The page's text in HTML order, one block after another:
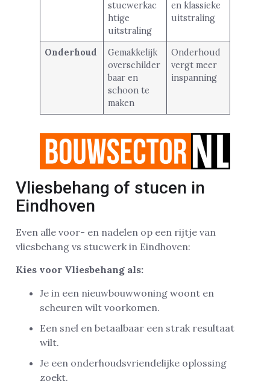
stucwerkac
htige
uitstraling
en klassieke
uitstraling
Onderhoud
Gemakkelijk
overschilder
baar en
schoon te
maken
Onderhoud
vergt meer
inspanning
Vliesbehang of stucen in
Eindhoven
Even alle voor- en nadelen op een rijtje van
vliesbehang vs stucwerk in Eindhoven:
Kies voor Vliesbehang als:
Je in een nieuwbouwwoning woont en
scheuren wilt voorkomen.
Een snel en betaalbaar een strak resultaat
wilt.
Je een onderhoudsvriendelijke oplossing
zoekt.